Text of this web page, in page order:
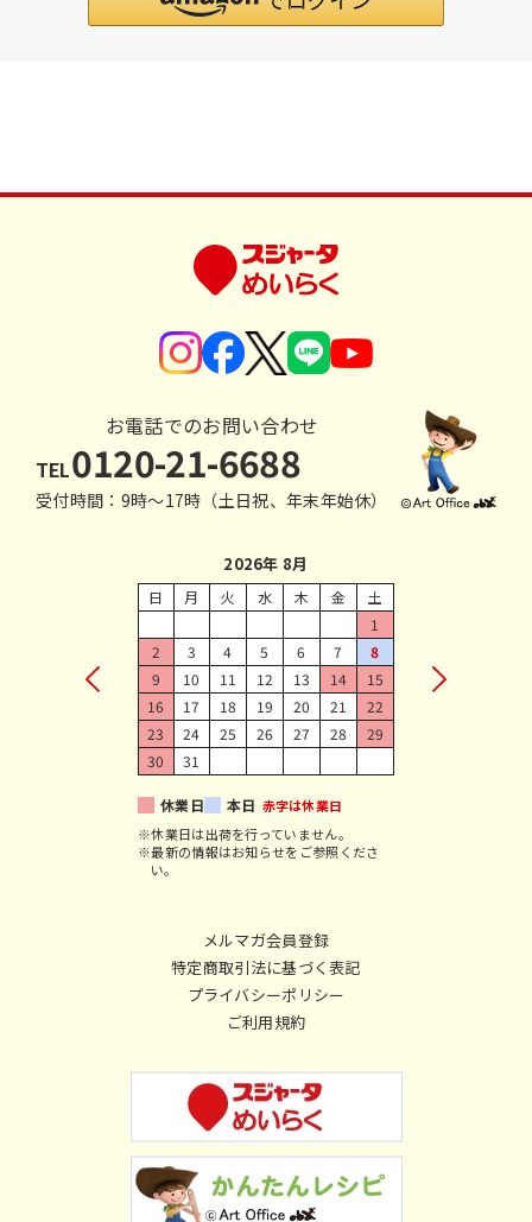
お電話でのお問い合わせ
TEL0120-21-6688
受付時間：9時〜17時（土日祝、年末年始休）
メルマガ会員登録
特定商取引法に基づく表記
プライバシーポリシー
ご利用規約
2026年 8月
日 月 火 水 木 金
土
1
2
3 4 5 6 7
8
9
10 11 12 13 14
15
16
17 18 19 20 21
22
23
24 25 26 27 28
29
30
31
休業日 本日 赤字は休業日
※休業日は出荷を行っていません。
※最新の情報はお知らせをご参照くださ
い。